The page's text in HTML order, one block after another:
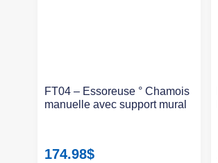
FT04 – Essoreuse ° Chamois
manuelle avec support mural
174.98$